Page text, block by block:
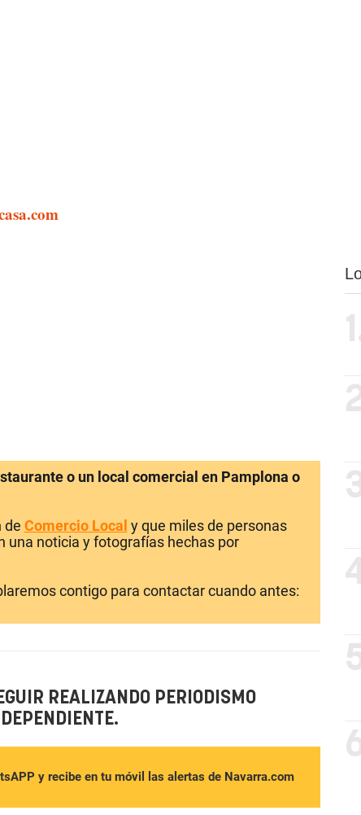
o un local comercial en Pamplona o
de Comercio Local y que miles de personas
una noticia y fotografías hechas por
contigo para contactar cuando antes:
REALIZANDO PERIODISMO
y recibe en tu móvil las alertas de Navarra.com